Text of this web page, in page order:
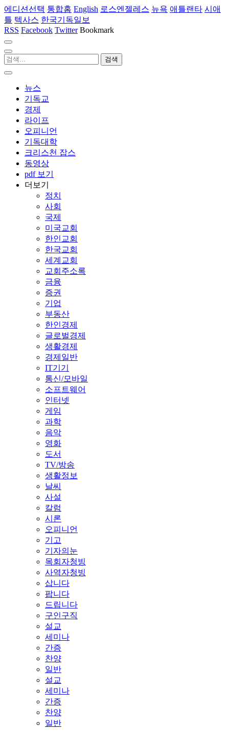
에디션선택 통합홈 English 로스엔젤레스 뉴욕 애틀랜타 시애
틀 텍사스 한국기독일보
RSS Facebook Twitter Bookmark
뉴스
기독교
경제
라이프
오피니언
기독대학
크리스천 잡스
동영상
pdf 보기
더보기
정치
사회
국제
미국교회
한인교회
한국교회
세계교회
교회주소록
금융
증권
기업
부동산
한인경제
글로벌경제
생활경제
경제일반
IT기기
통신/모바일
소프트웨어
인터넷
게임
과학
음악
영화
도서
TV/방송
생활정보
날씨
사설
칼럼
시론
오피니언
기고
기자의눈
목회자청빙
사역자청빙
삽니다
팝니다
드립니다
구인구직
설교
세미나
간증
찬양
일반
설교
세미나
간증
찬양
일반